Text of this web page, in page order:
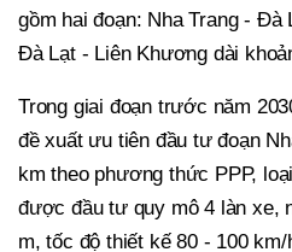
gồm hai đoạn: Nha Trang - Đà
Đà Lạt - Liên Khương dài
Trong giai đoạn trước năm
đề xuất ưu tiên đầu tư đoạn
km theo phương thức PPP,
được đầu tư quy mô 4 làn xe,
m, tốc độ thiết kế 80 - 100